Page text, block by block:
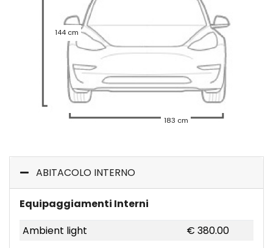
144 cm
183 cm
ABITACOLO INTERNO
Equipaggiamenti Interni
Ambient light
€ 380.00